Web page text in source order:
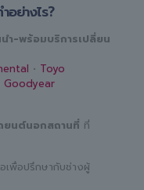
อย่างไร?
ำ-พร้อมบริการเปลี่ยน
• Toyo
Goodyear
ยนต์นอกสถานที่ ที่
เพื่อปรึกษากับช่างผู้